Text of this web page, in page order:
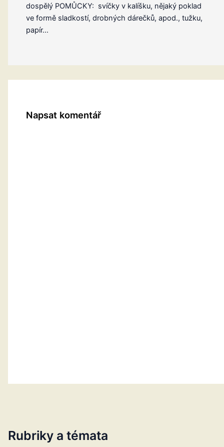
Rubriky a témata
dospělý POMŮCKY: svíčky v kalíšku, nějaký poklad
ve formě sladkostí, drobných dárečků, apod., tužku,
papír…
Napsat komentář